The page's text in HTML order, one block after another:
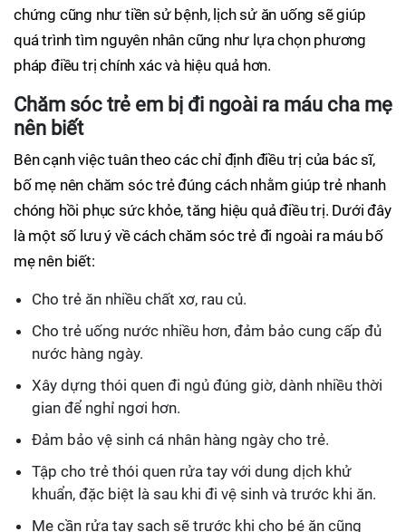
chứng cũng như tiền sử bệnh, lịch sử ăn uống sẽ giúp
quá trình tìm nguyên nhân cũng như lựa chọn phương
pháp điều trị chính xác và hiệu quả hơn.
Chăm sóc trẻ em bị đi ngoài ra máu cha mẹ
nên biết
Bên cạnh việc tuân theo các chỉ định điều trị của bác sĩ,
bố mẹ nên chăm sóc trẻ đúng cách nhằm giúp trẻ nhanh
chóng hồi phục sức khỏe, tăng hiệu quả điều trị. Dưới đây
là một số lưu ý về cách chăm sóc trẻ đi ngoài ra máu bố
mẹ nên biết:
Cho trẻ ăn nhiều chất xơ, rau củ.
Cho trẻ uống nước nhiều hơn, đảm bảo cung cấp đủ
nước hàng ngày.
Xây dựng thói quen đi ngủ đúng giờ, dành nhiều thời
gian để nghỉ ngơi hơn.
Đảm bảo vệ sinh cá nhân hàng ngày cho trẻ.
Tập cho trẻ thói quen rửa tay với dung dịch khử
khuẩn, đặc biệt là sau khi đi vệ sinh và trước khi ăn.
Mẹ cần rửa tay sạch sẽ trước khi cho bé ăn cũng